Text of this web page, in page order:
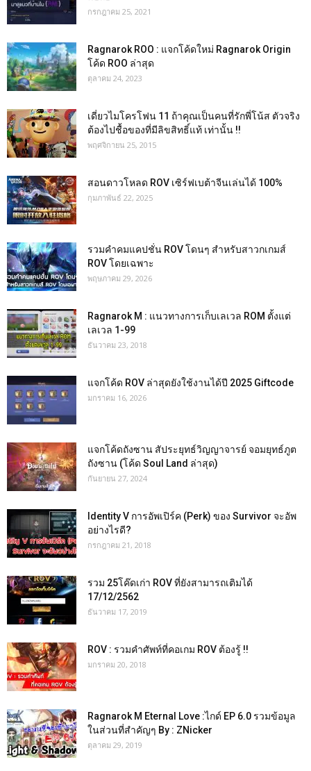
กรกฎาคม 25, 2021
Ragnarok ROO : แจกโค้ดใหม่ Ragnarok Origin
โค้ด ROO ล่าสุด
ตุลาคม 24, 2023
เดี่ยวไมโครโฟน 11 ถ้าคุณเป็นคนที่รักพี่โน้ส ตัวจริง
ต้องไปชื้อของที่มีลิขสิทธิ์แท้ เท่านั้น !!
พฤศจิกายน 25, 2015
สอนดาวโหลด ROV เซิร์ฟเบต้าจีนเล่นได้ 100%
กุมภาพันธ์ 22, 2025
รวมคำคมแคปชั่น ROV โดนๆ สำหรับสาวกเกมส์
ROV โดยเฉพาะ
พฤษภาคม 29, 2026
Ragnarok M : แนวทางการเก็บเลเวล ROM ตั้งแต่
เลเวล 1-99
ธันวาคม 23, 2018
แจกโค้ด ROV ล่าสุดยังใช้งานได้ปี 2025 Giftcode
มกราคม 16, 2026
แจกโค้ดถังซาน สัประยุทธ์วิญญาจารย์ จอมยุทธ์ภูต
ถังซาน (โค้ด Soul Land ล่าสุด)
กันยายน 27, 2024
Identity V การอัพเปิร์ค (Perk) ของ Survivor จะอัพ
อย่างไรดี?
กรกฎาคม 21, 2018
รวม 25โค๊ดเก่า ROV ที่ยังสามารถเติมได้
17/12/2562
ธันวาคม 17, 2019
ROV : รวมคำศัพท์ที่คอเกม ROV ต้องรู้ !!
มกราคม 20, 2018
Ragnarok M Eternal Love :ไกด์ EP 6.0 รวมข้อมูล
ในส่วนที่สำคัญๆ By : ZNicker
ตุลาคม 29, 2019